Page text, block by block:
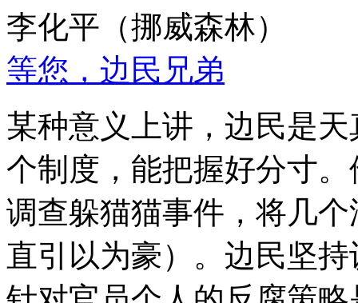
李化平（挪威森林）
等您，边民兄弟
某种意义上讲，边民是
个制度，能把握好分寸
调查躲猫猫事件，将几
直引以为豪）。边民坚